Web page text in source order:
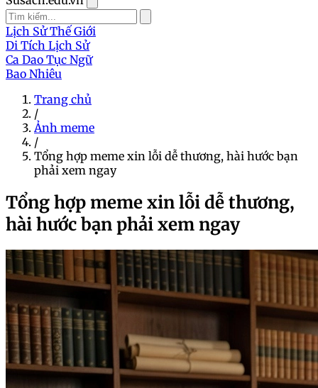
Lịch Sử Thế Giới
Di Tích Lịch Sử
Ca Dao Tục Ngữ
Bao Nhiêu
Trang chủ
/
Ảnh meme
/
Tổng hợp meme xin lỗi dễ thương, hài hước bạn
phải xem ngay
Tổng hợp meme xin lỗi dễ thương,
hài hước bạn phải xem ngay